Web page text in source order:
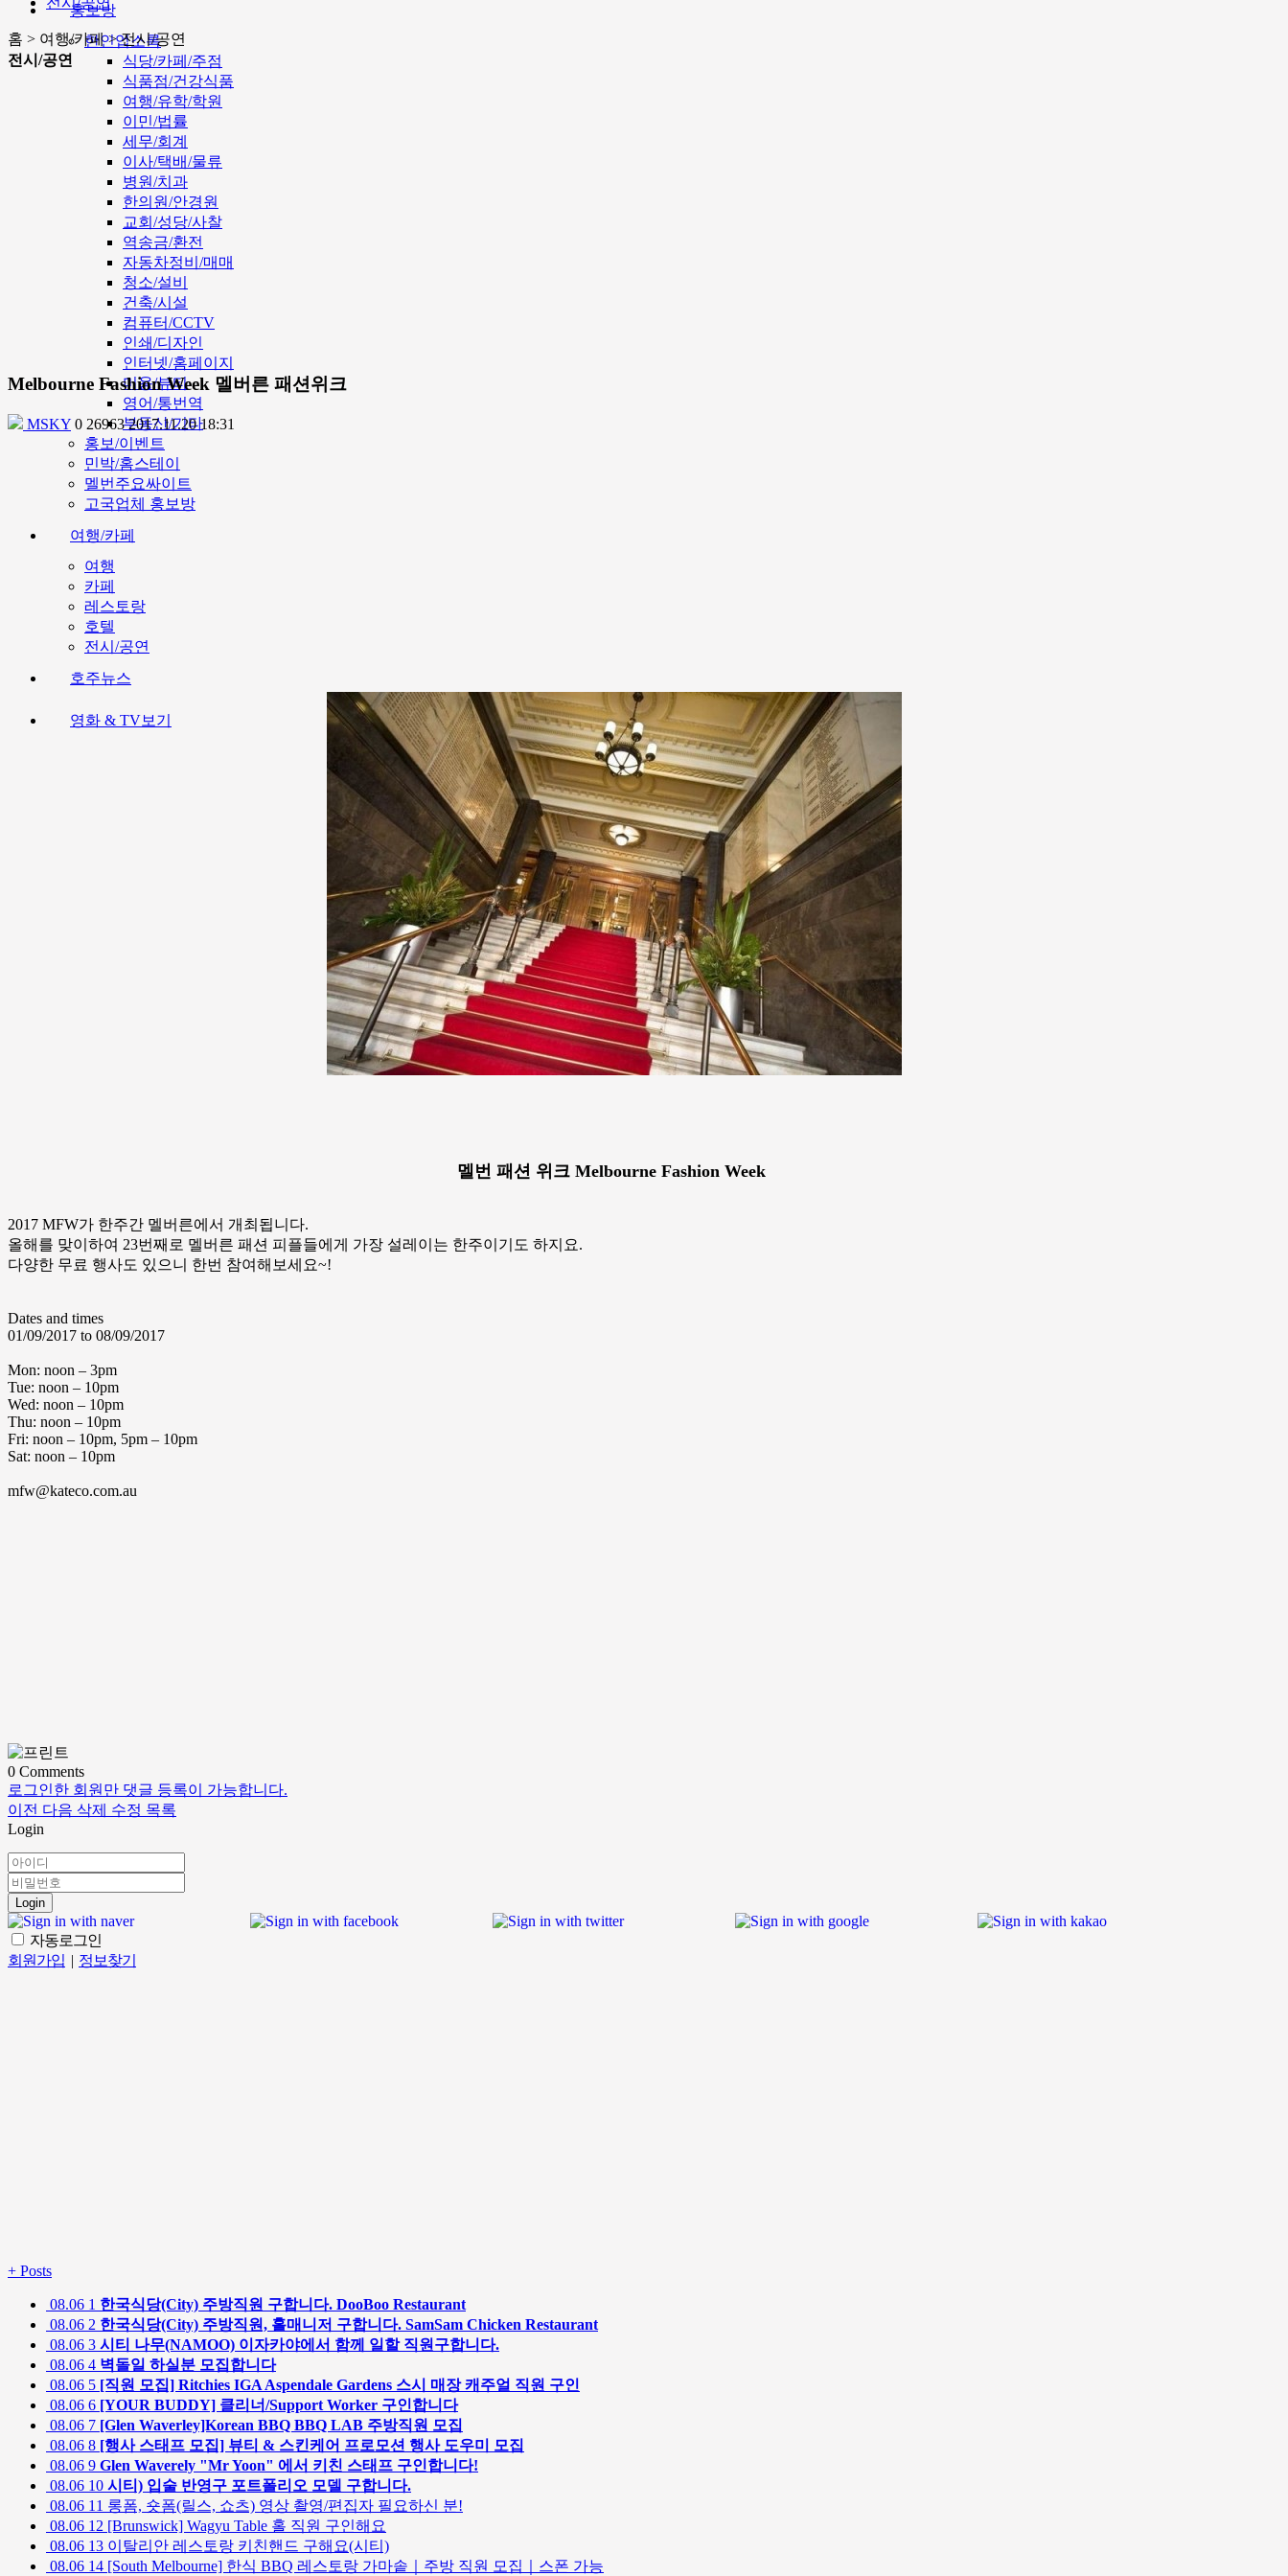
홍보방
한인업소록
식당/카페/주점
식품점/건강식품
여행/유학/학원
이민/법률
세무/회계
이사/택배/물류
병원/치과
한의원/안경원
교회/성당/사찰
역송금/환전
자동차정비/매매
청소/설비
건축/시설
컴퓨터/CCTV
인쇄/디자인
인터넷/홈페이지
미용/뷰티
영어/통번역
부동산/기타
홍보/이벤트
민박/홈스테이
멜번주요싸이트
고국업체 홍보방
여행/카페
여행
카페
레스토랑
호텔
전시/공연
호주뉴스
영화 & TV보기
홈 > 여행/카페 > 전시/공연
전시/공연
Melbourne Fashion Week 멜버른 패션위크
MSKY 0 269632017.11.20 18:31
멜번 패션 위크 Melbourne Fashion Week
2017 MFW가 한주간 멜버른에서 개최됩니다.
올해를 맞이하여 23번째로 멜버른 패션 피플들에게 가장 설레이는 한주이기도 하지요.
다양한 무료 행사도 있으니 한번 참여해보세요~!
Dates and times
01/09/2017 to 08/09/2017
Mon: noon – 3pm
Tue: noon – 10pm
Wed: noon – 10pm
Thu: noon – 10pm
Fri: noon – 10pm, 5pm – 10pm
Sat: noon – 10pm
mfw@kateco.com.au
0 Comments
로그인한 회원만 댓글 등록이 가능합니다.
이전 다음 삭제 수정 목록
Login
Login
자동로그인
회원가입 | 정보찾기
+ Posts
08.06 1 한국식당(City) 주방직원 구합니다. DooBoo Restaurant
08.06 2 한국식당(City) 주방직원, 홀매니저 구합니다. SamSam Chicken Restaurant
08.06 3 시티 나무(NAMOO) 이자카야에서 함께 일할 직원구합니다.
08.06 4 벽돌일 하실분 모집합니다
08.06 5 [직원 모집] Ritchies IGA Aspendale Gardens 스시 매장 캐주얼 직원 구인
08.06 6 [YOUR BUDDY] 클리너/Support Worker 구인합니다
08.06 7 [Glen Waverley]Korean BBQ BBQ LAB 주방직원 모집
08.06 8 [행사 스태프 모집] 뷰티 & 스킨케어 프로모션 행사 도우미 모집
08.06 9 Glen Waverely "Mr Yoon" 에서 키친 스태프 구인합니다!
08.06 10 시티) 입술 반영구 포트폴리오 모델 구합니다.
08.06 11 롱폼, 숏폼(릴스, 쇼츠) 영상 촬영/편집자 필요하신 분!
08.06 12 [Brunswick] Wagyu Table 홀 직원 구인해요
08.06 13 이탈리안 레스토랑 키친핸드 구해요(시티)
08.06 14 [South Melbourne] 한식 BBQ 레스토랑 가마솥｜주방 직원 모집｜스폰 가능